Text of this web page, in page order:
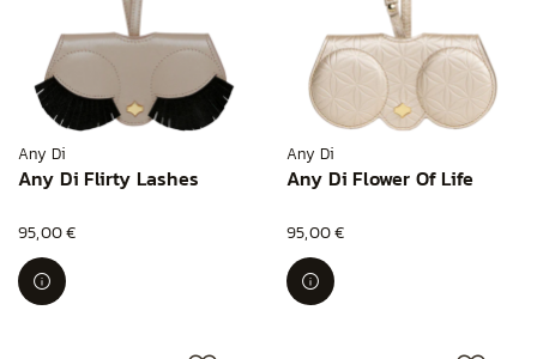
Any Di
Any Di Flirty Lashes
95,00 €
Any Di
Any Di Flower Of Life
95,00 €